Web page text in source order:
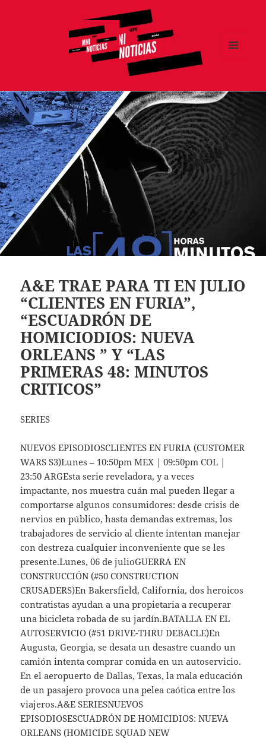
A&E TRAE PARA TI EN JULIO
“CLIENTES EN FURIA”,
“ESCUADRÓN DE
HOMICIODIOS: NUEVA
ORLEANS ” Y “LAS
PRIMERAS 48: MINUTOS
CRITICOS”
SERIES
NUEVOS EPISODIOSCLIENTES EN FURIA (CUSTOMER
WARS S3)Lunes – 10:50pm MEX | 09:50pm COL |
23:50 ARGEsta serie reveladora, y a veces
impactante, nos muestra cuán mal pueden llegar a
comportarse algunos consumidores: desde crisis de
nervios en público, hasta demandas extremas, los
trabajadores de servicio al cliente intentan manejar
con destreza cualquier inconveniente que se les
presente.Lunes, 06 de julioGUERRA EN
CONSTRUCCIÓN (#50 CONSTRUCTION
CRUSADERS)En Bakersfield, California, dos heroicos
contratistas ayudan a una propietaria a recuperar
una bicicleta robada de su jardín.BATALLA EN EL
AUTOSERVICIO (#51 DRIVE-THRU DEBACLE)En
Augusta, Georgia, se desata un desastre cuando un
camión intenta comprar comida en un autoservicio.
En el aeropuerto de Dallas, Texas, la mala educación
de un pasajero provoca una pelea caótica entre los
viajeros.A&E SERIESNUEVOS
EPISODIOSESCUADRÓN DE HOMICIDIOS: NUEVA
ORLEANS (HOMICIDE SQUAD NEW